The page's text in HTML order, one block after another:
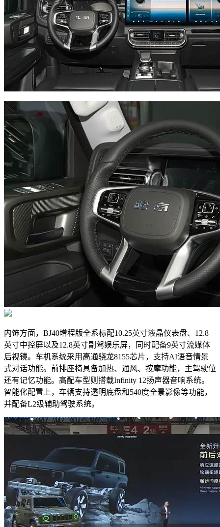
内饰方面，BJ40增程版全系标配10.25英寸液晶仪表盘、12.8
英寸中控屏以及12.8英寸副驾娱乐屏，同时配备9英寸流媒体
后视镜。车机系统采用高通骁龙8155芯片，支持AI语音情景
式对话功能。前排座椅具备加热、通风、按摩功能，主驾驶位
还有记忆功能。高配车型则搭载Infinity 12扬声器音响系统。
智能化配置上，车辆支持透明底盘和540度全景影像等功能，
并配备L2级辅助驾驶系统。